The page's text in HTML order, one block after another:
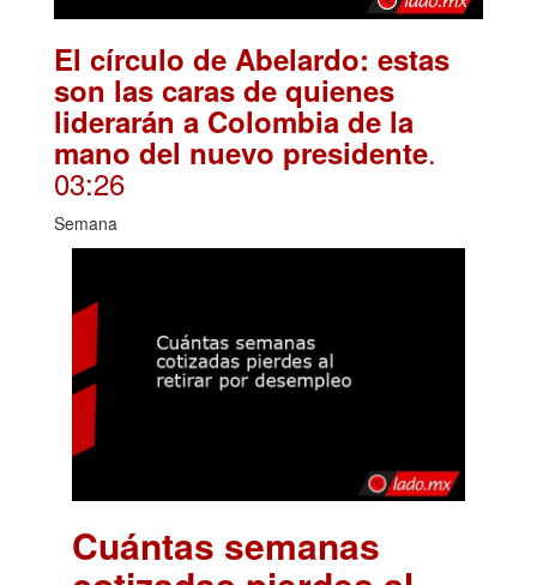
El círculo de Abelardo: estas
son las caras de quienes
liderarán a Colombia de la
mano del nuevo presidente.
03:26
Semana
Cuántas semanas